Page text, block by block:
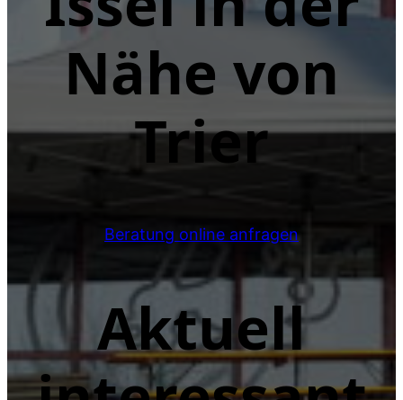
Nähe von
Trier
Beratung online anfragen
Aktuell